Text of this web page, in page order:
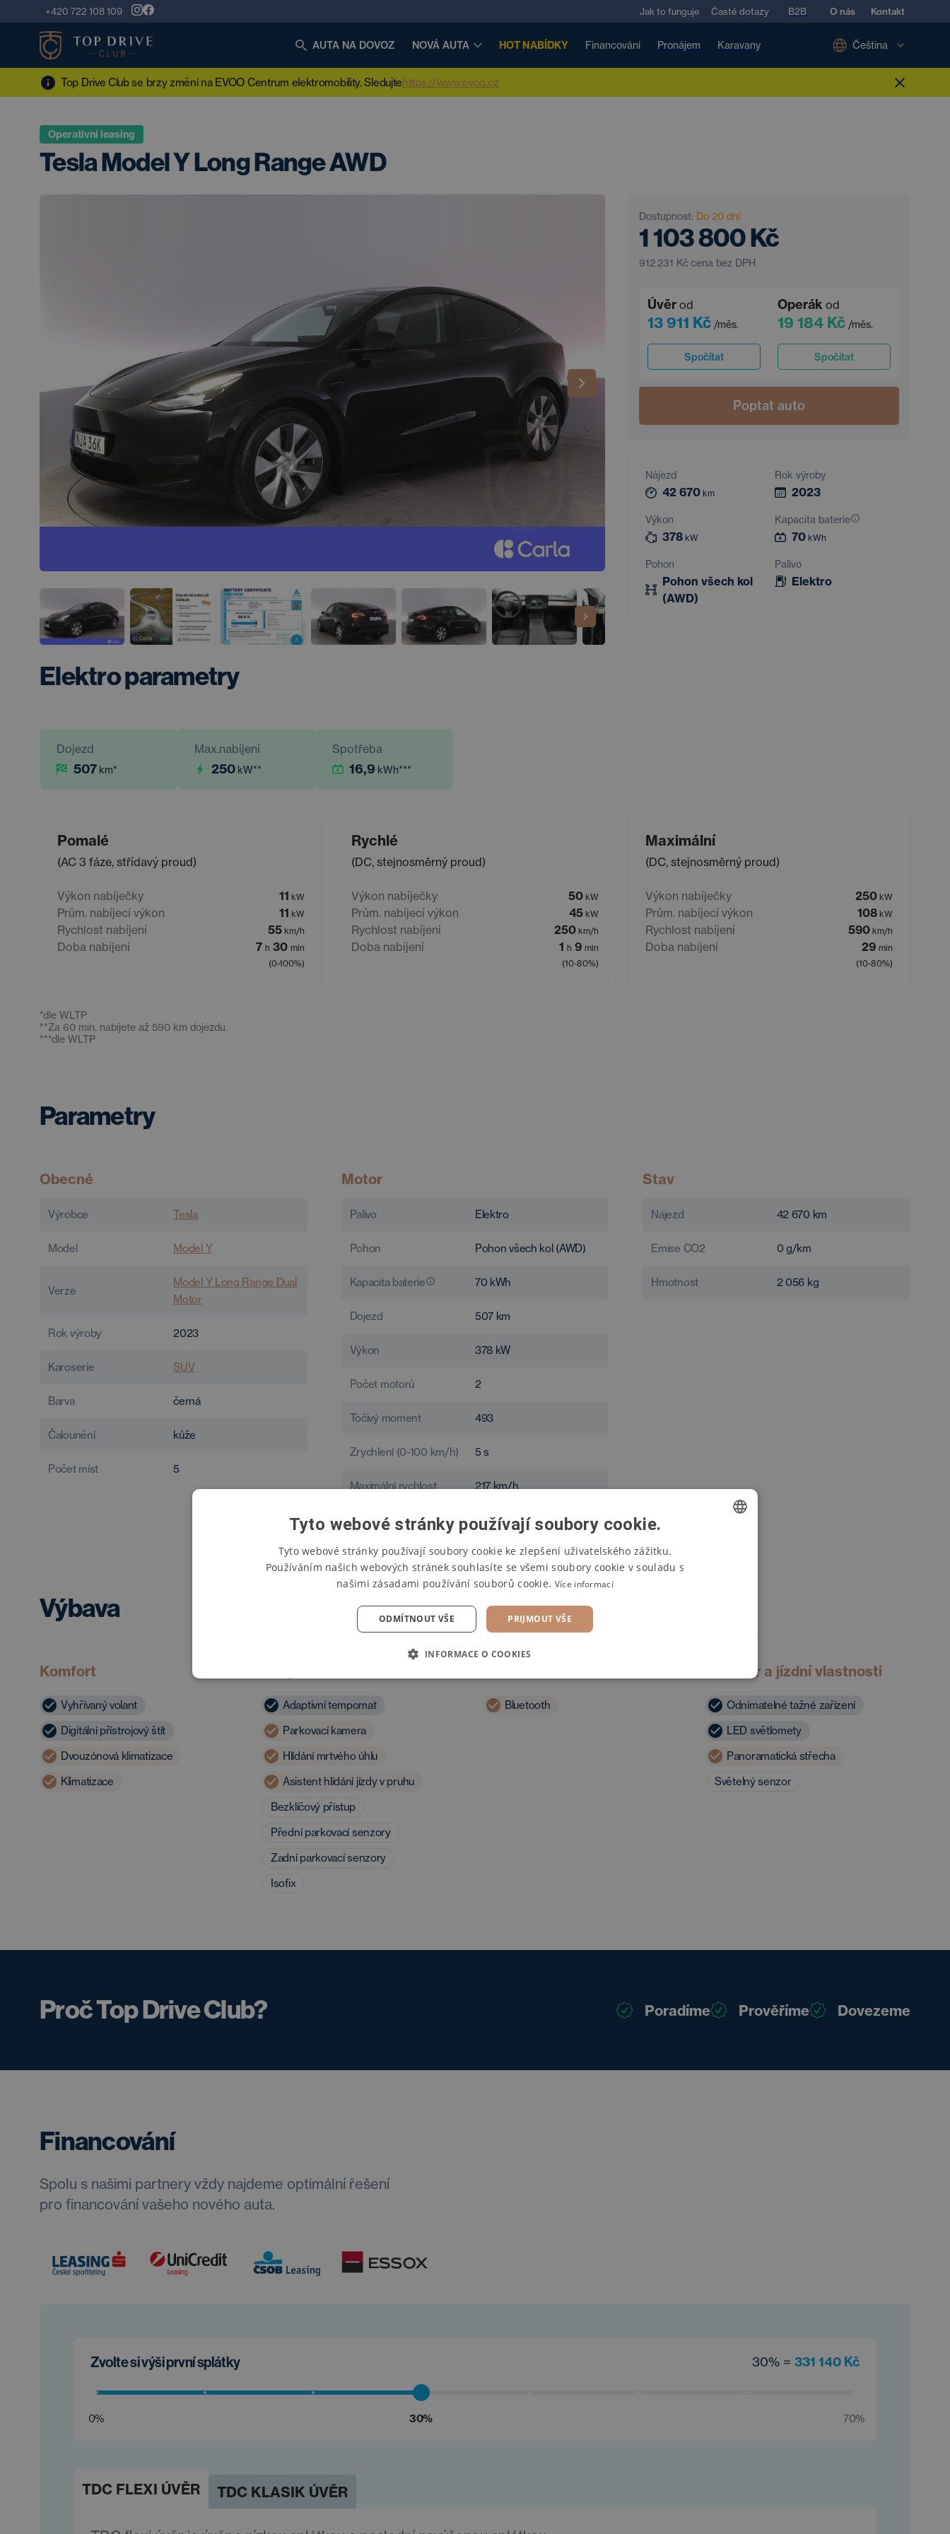
+420 722 108 109 Jak to funguje Časté dotazy B2B O nás Kontakt
AUTA NA DOVOZ NOVÁ AUTA HOT NABÍDKY Financování Pronájem Karavany Čeština
Top Drive Club se brzy změní na EVOO Centrum elektromobility. Sledujtehttps://www.evoo.cz
Operativní leasing
Tesla Model Y Long Range AWD
Dostupnost: Do 20 dní
1 103 800 Kč
912 231 Kč cena bez DPH
Úvěr od
13 911 Kč /měs.
Spočítat
Operák od
19 184 Kč /měs.
Spočítat
Poptat auto
Nájezd
42 670 km
Rok výroby
2023
Výkon
378 kW
Kapacita baterie
70 kWh
Pohon
Pohon všech kol
(AWD)
Palivo
Elektro
Elektro parametry
Dojezd
507 km*
Max.nabíjení
250 kW**
Spotřeba
16,9 kWh***
Pomalé
(AC 3 fáze, střídavý proud)
Výkon nabíječky 11 kW
Prům. nabíjecí výkon 11 kW
Rychlost nabíjení 55 km/h
Doba nabíjení 7 h 30 min
(0-100%)
Rychlé
(DC, stejnosměrný proud)
Výkon nabíječky 50 kW
Prům. nabíjecí výkon 45 kW
Rychlost nabíjení 250 km/h
Doba nabíjení 1 h 9 min
(10-80%)
Maximální
(DC, stejnosměrný proud)
Výkon nabíječky 250 kW
Prům. nabíjecí výkon 108 kW
Rychlost nabíjení 590 km/h
Doba nabíjení 29 min
(10-80%)
*dle WLTP
**Za 60 min. nabijete až 590 km dojezdu.
***dle WLTP
Parametry
Obecné
Výrobce Tesla
Model Model Y
Verze
Model Y Long Range Dual
Motor
Rok výroby 2023
Karoserie SUV
Barva černá
Čalounění kůže
Počet míst 5
Motor
Palivo Elektro
Pohon Pohon všech kol (AWD)
Kapacita baterie 70 kWh
Dojezd 507 km
Výkon 378 kW
Počet motorů 2
Točivý moment 493
Zrychlení (0-100 km/h) 5 s
Maximální rychlost 217km/h
Spotřeba 16,9kWh/100 km
Stav
Nájezd 42 670 km
Emise CO2 0 g/km
Hmotnost 2 056 kg
Výbava
Komfort
Vyhřívaný volant
Digitální přístrojový štít
Dvouzónová klimatizace
Klimatizace
Adaptivní tempomat
Parkovací kamera
Hlídání mrtvého úhlu
Asistent hlídání jízdy v pruhu
Bezklíčový přístup
Přední parkovací senzory
Zadní parkovací senzory
Isofix
Bluetooth
Exteriér a jízdní vlastnosti
Odnímatelné tažné zařízení
LED světlomety
Panoramatická střecha
Světelný senzor
Proč Top Drive Club? Poradíme Prověříme Dovezeme
Financování
Spolu s našimi partnery vždy najdeme optimální řešení
pro financování vašeho nového auta.
Zvolte si výši první splátky 30% = 331 140 Kč
0% 30% 70%
TDC FLEXI ÚVĚR TDC KLASIK ÚVĚR
Tyto webové stránky používají soubory cookie.
Tyto webové stránky používají soubory cookie ke zlepšení uživatelského zážitku.
Používáním našich webových stránek souhlasíte se všemi soubory cookie v souladu s
našimi zásadami používání souborů cookie. Více informací
PRIJMOUT VŠE
ODMÍTNOUT VŠE
INFORMACE O COOKIES